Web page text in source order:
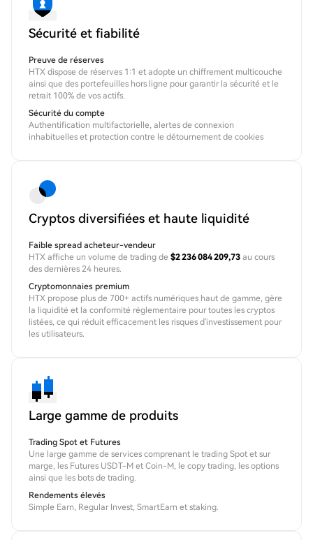
Sécurité et fiabilité
Preuve de réserves
HTX dispose de réserves 1:1 et adopte un chiffrement multicouche
ainsi que des portefeuilles hors ligne pour garantir la sécurité et le
retrait 100% de vos actifs.
Sécurité du compte
Authentification multifactorielle, alertes de connexion
inhabituelles et protection contre le détournement de cookies
Cryptos diversifiées et haute liquidité
Faible spread acheteur-vendeur
HTX affiche un volume de trading de $2 236 084 209,73 au cours
des dernières 24 heures.
Cryptomonnaies premium
HTX propose plus de 700+ actifs numériques haut de gamme, gère
la liquidité et la conformité réglementaire pour toutes les cryptos
listées, ce qui réduit efficacement les risques d'investissement pour
les utilisateurs.
Large gamme de produits
Trading Spot et Futures
Une large gamme de services comprenant le trading Spot et sur
marge, les Futures USDT-M et Coin-M, le copy trading, les options
ainsi que les bots de trading.
Rendements élevés
Simple Earn, Regular Invest, SmartEarn et staking.